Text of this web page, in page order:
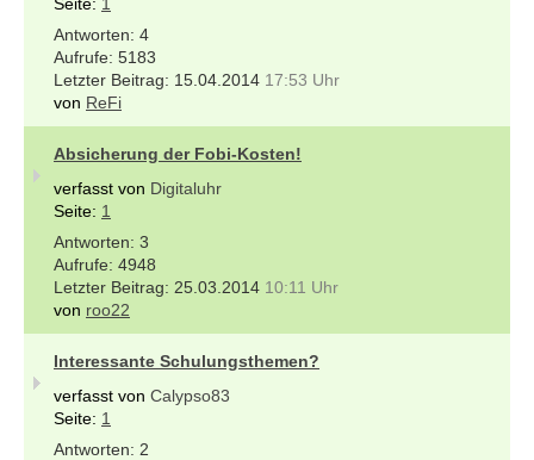
4
5183
15.04.2014 17:53 Uhr
von ReFi
Absicherung der Fobi-Kosten!
verfasst von Digitaluhr
Seite: 1
3
4948
25.03.2014 10:11 Uhr
von roo22
Interessante Schulungsthemen?
verfasst von Calypso83
Seite: 1
2